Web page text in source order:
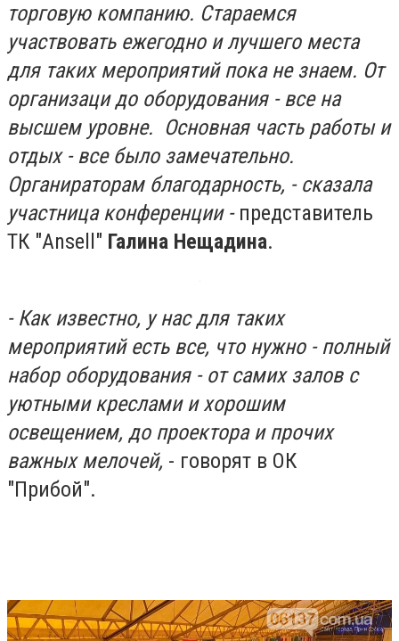
торговую компанию. Стараемся
участвовать ежегодно и лучшего места
для таких мероприятий пока не знаем. От
организаци до оборудования - все на
высшем уровне. Основная часть работы и
отдых - все было замечательно.
Органираторам благодарность, - сказала
участница конференции -представитель
ТК "Ansell" Галина Нещадина.
- Как известно, у нас для таких
мероприятий есть все, что нужно - полный
набор оборудования - от самих залов с
уютными креслами и хорошим
освещением, до проектора и прочих
важных мелочей, - говорят в ОК
"Прибой".